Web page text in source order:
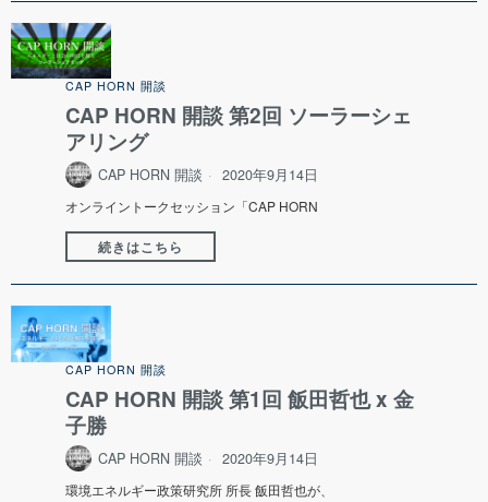
CAP HORN 開談
CAP HORN 開談 第2回 ソーラーシェ
アリング
CAP HORN 開談 2020年9月14日
オンライントークセッション「CAP HORN
続きはこちら
CAP HORN 開談
CAP HORN 開談 第1回 飯田哲也 x 金
子勝
CAP HORN 開談 2020年9月14日
環境エネルギー政策研究所 所長 飯田哲也が、